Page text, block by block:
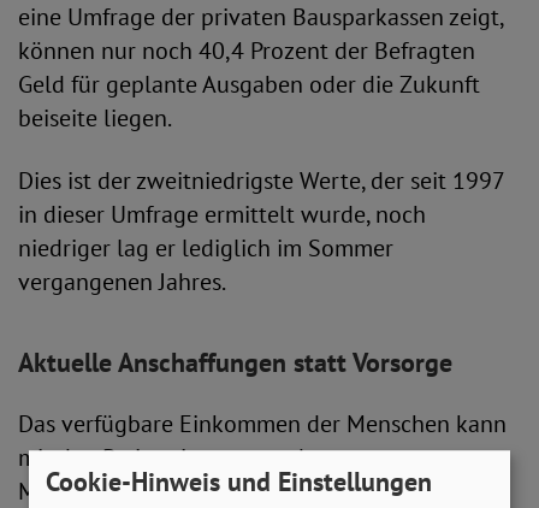
eine Umfrage der privaten Bausparkassen zeigt,
können nur noch 40,4 Prozent der Befragten
Geld für geplante Ausgaben oder die Zukunft
beiseite liegen.
Dies ist der zweitniedrigste Werte, der seit 1997
in dieser Umfrage ermittelt wurde, noch
niedriger lag er lediglich im Sommer
vergangenen Jahres.
Aktuelle Anschaffungen statt Vorsorge
Das verfügbare Einkommen der Menschen kann
mit den Preissteigerungen der vergangenen
Monate nicht mithalten. Abstriche machen die
Cookie-Hinweis und Einstellungen